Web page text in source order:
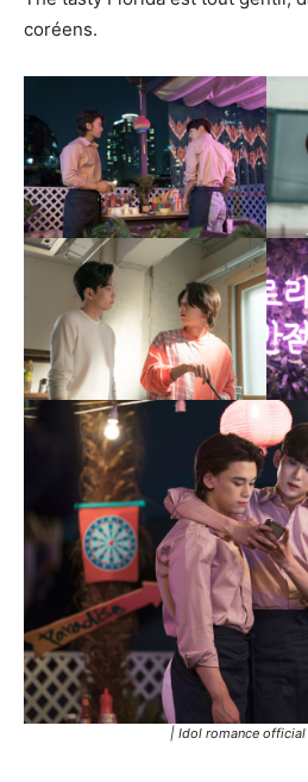
coréens.
| Idol romance